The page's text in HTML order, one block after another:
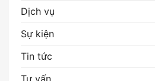
Dịch vụ
Sự kiện
Tin tức